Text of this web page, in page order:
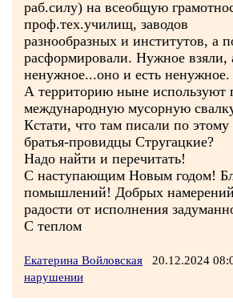
раб.силу) на всеобщую
проф.тех.училищ, заводов
разнообразных и институтов, а
расформировали. Нужное взяли,
ненужное...оно и есть ненужное.
А территорию ныне используют
международную мусорную
Кстати, что там писали по этому
братья-провидцы Стругацкие?
Надо найти и перечитать!
С наступающим Новым годом!
помышлений! Добрых
радости от исполнения
С теплом
Екатерина Войловская 20.12.2024
нарушении